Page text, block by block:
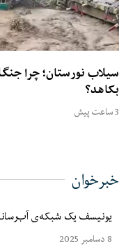
سیلاب نورستان؛ چرا
بکاهد؟
3 ساعت پیش
خبرخوان
یونیسف یک شبکه‌ی
8 دسامبر 2025